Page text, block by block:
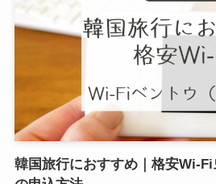
韓国旅行におすすめ｜格安Wi-Fi